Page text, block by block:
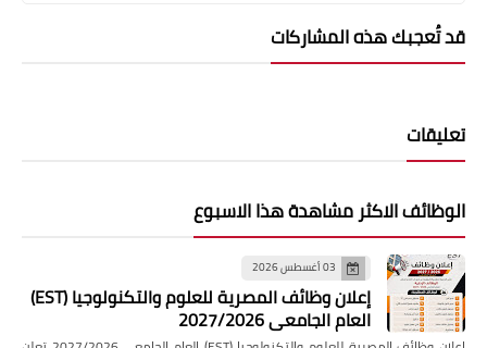
قد تُعجبك هذه المشاركات
تعليقات
الوظائف الاكثر مشاهدة هذا الاسبوع
03 أغسطس 2026
إعلان وظائف المصرية للعلوم والتكنولوجيا (EST)
العام الجامعي 2027/2026